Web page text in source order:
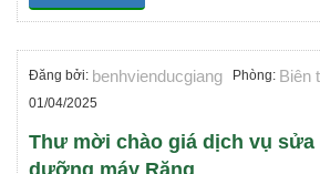
Đăng bởi: benhvienducgiang Phòng: Biên
01/04/2025
Thư mời chào giá dịch vụ sửa
dưỡng máy Răng